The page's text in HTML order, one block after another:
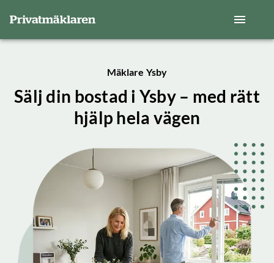
Mäklare Ysby
Sälj din bostad i Ysby – med rätt
hjälp hela vägen